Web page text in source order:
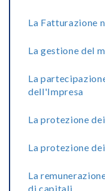
La Fatturazione
La gestione del
La
dell'Impresa
La protezione
La protezione
La
di capitali